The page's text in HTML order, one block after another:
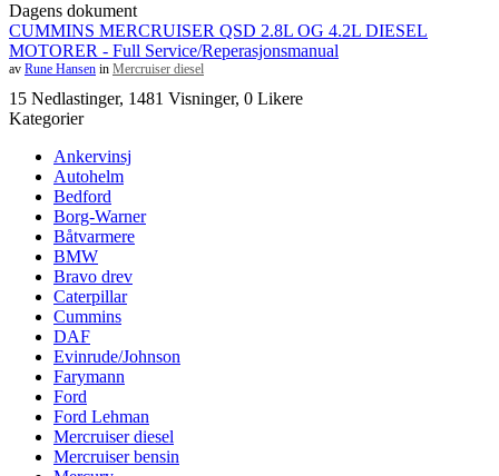
Dagens dokument
CUMMINS MERCRUISER QSD 2.8L OG 4.2L DIESEL
MOTORER - Full Service/Reperasjonsmanual
av Rune Hansen in Mercruiser diesel
15 Nedlastinger, 1481 Visninger, 0 Likere
Kategorier
Ankervinsj
Autohelm
Bedford
Borg-Warner
Båtvarmere
BMW
Bravo drev
Caterpillar
Cummins
DAF
Evinrude/Johnson
Farymann
Ford
Ford Lehman
Mercruiser diesel
Mercruiser bensin